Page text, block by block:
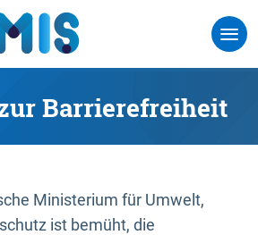
Barrierefreiheit
Ministerium für Umwelt,
ist bemüht, die